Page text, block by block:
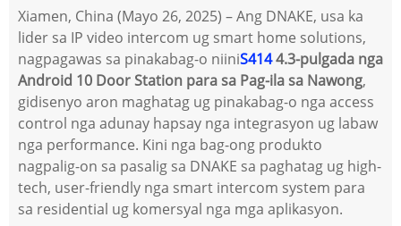
Xiamen, China (Mayo 26, 2025) – Ang DNAKE, usa ka
lider sa IP video intercom ug smart home solutions,
nagpagawas sa pinakabag-o niiniS4144.3-pulgada nga
Android 10 Door Station para sa Pag-ila sa Nawong,
gidisenyo aron maghatag ug pinakabag-o nga access
control nga adunay hapsay nga integrasyon ug labaw
nga performance. Kini nga bag-ong produkto
nagpalig-on sa pasalig sa DNAKE sa paghatag ug high-
tech, user-friendly nga smart intercom system para
sa residential ug komersyal nga mga aplikasyon.